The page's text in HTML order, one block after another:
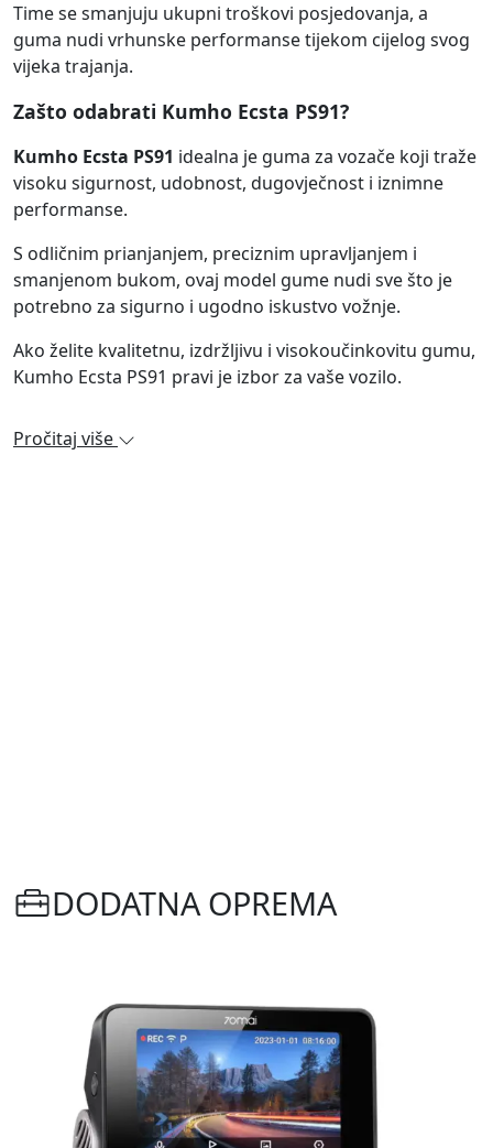
Time se smanjuju ukupni troškovi posjedovanja, a
guma nudi vrhunske performanse tijekom cijelog svog
vijeka trajanja.
Zašto odabrati Kumho Ecsta PS91?
Kumho Ecsta PS91 idealna je guma za vozače koji traže
visoku sigurnost, udobnost, dugovječnost i iznimne
performanse.
S odličnim prianjanjem, preciznim upravljanjem i
smanjenom bukom, ovaj model gume nudi sve što je
potrebno za sigurno i ugodno iskustvo vožnje.
Ako želite kvalitetnu, izdržljivu i visokoučinkovitu gumu,
Kumho Ecsta PS91 pravi je izbor za vaše vozilo.
Pročitaj više
DODATNA OPREMA